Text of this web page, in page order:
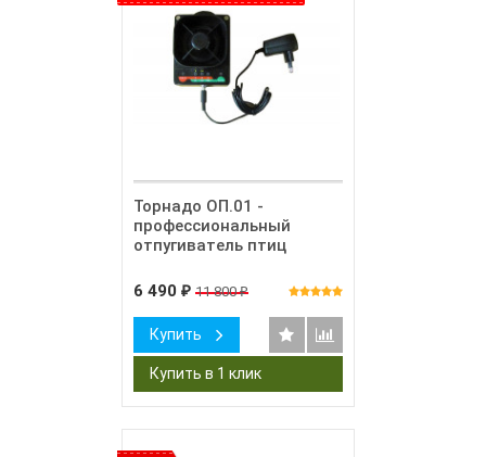
Торнадо ОП.01 -
профессиональный
отпугиватель птиц
6 490 ₽ 11 800₽
Купить